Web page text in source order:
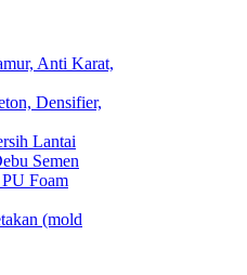
Anti Karat,
Densifier,
Lantai
Semen
Foam
(mold